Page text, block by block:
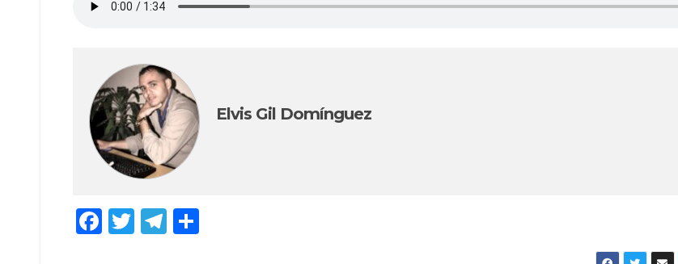
Elvis Gil Domínguez
F
T
T